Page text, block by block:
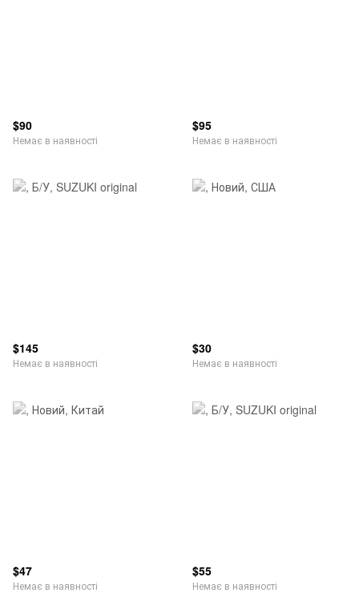
$90
Немає в наявності
$95
Немає в наявності
$145
Немає в наявності
$30
Немає в наявності
$47
Немає в наявності
$55
Немає в наявності